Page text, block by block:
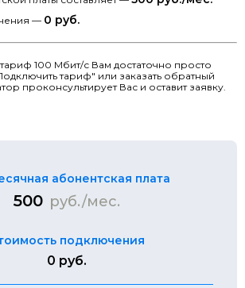
— 0 руб.
100 Мбит/с Вам достаточно просто
тариф" или заказать обратный
проконсультирует Вас и оставит заявку.
абонентская плата
500 руб./мес.
подключения
0 руб.